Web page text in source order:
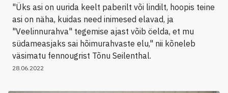
"Üks asi on uurida keelt paberilt või lindilt, hoopis teine
asi on näha, kuidas need inimesed elavad, ja
"Veelinnurahva" tegemise ajast võib öelda, et mu
südameasjaks sai hõimurahvaste elu," nii kõneleb
väsimatu fennougrist Tõnu Seilenthal.
28.06.2022